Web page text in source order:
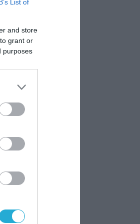
List of
and store
grant or
purposes